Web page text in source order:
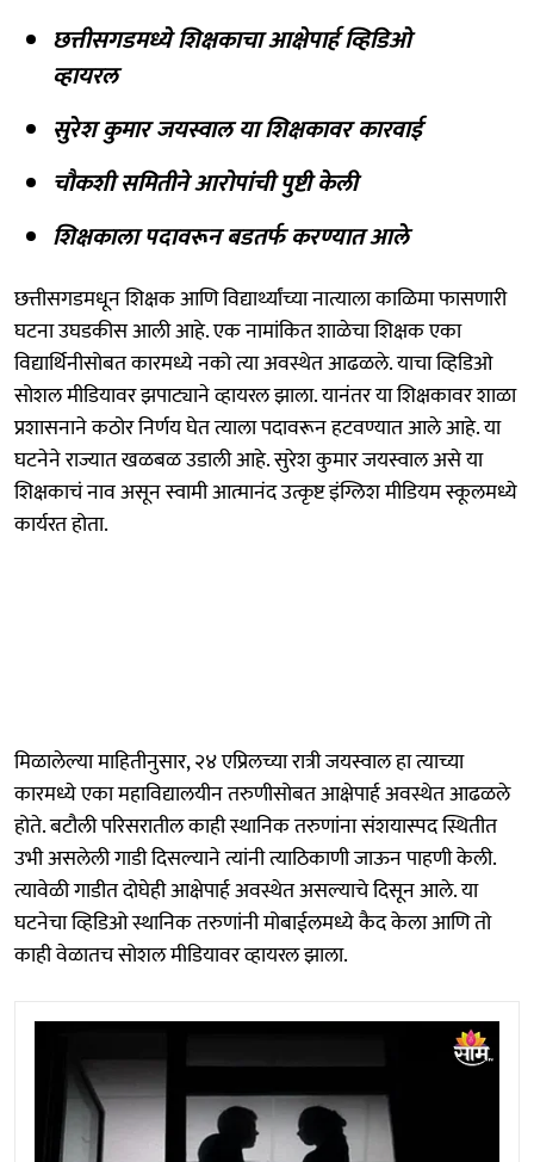
छत्तीसगडमध्ये शिक्षकाचा आक्षेपार्ह व्हिडिओ
व्हायरल
सुरेश कुमार जयस्वाल या शिक्षकावर कारवाई
चौकशी समितीने आरोपांची पुष्टी केली
शिक्षकाला पदावरून बडतर्फ करण्यात आले
छत्तीसगडमधून शिक्षक आणि विद्यार्थ्यांच्या नात्याला काळिमा फासणारी
घटना उघडकीस आली आहे. एक नामांकित शाळेचा शिक्षक एका
विद्यार्थिनीसोबत कारमध्ये नको त्या अवस्थेत आढळले. याचा व्हिडिओ
सोशल मीडियावर झपाट्याने व्हायरल झाला. यानंतर या शिक्षकावर शाळा
प्रशासनाने कठोर निर्णय घेत त्याला पदावरून हटवण्यात आले आहे. या
घटनेने राज्यात खळबळ उडाली आहे. सुरेश कुमार जयस्वाल असे या
शिक्षकाचं नाव असून स्वामी आत्मानंद उत्कृष्ट इंग्लिश मीडियम स्कूलमध्ये
कार्यरत होता.
मिळालेल्या माहितीनुसार, २४ एप्रिलच्या रात्री जयस्वाल हा त्याच्या
कारमध्ये एका महाविद्यालयीन तरुणीसोबत आक्षेपार्ह अवस्थेत आढळले
होते. बटौली परिसरातील काही स्थानिक तरुणांना संशयास्पद स्थितीत
उभी असलेली गाडी दिसल्याने त्यांनी त्याठिकाणी जाऊन पाहणी केली.
त्यावेळी गाडीत दोघेही आक्षेपार्ह अवस्थेत असल्याचे दिसून आले. या
घटनेचा व्हिडिओ स्थानिक तरुणांनी मोबाईलमध्ये कैद केला आणि तो
काही वेळातच सोशल मीडियावर व्हायरल झाला.